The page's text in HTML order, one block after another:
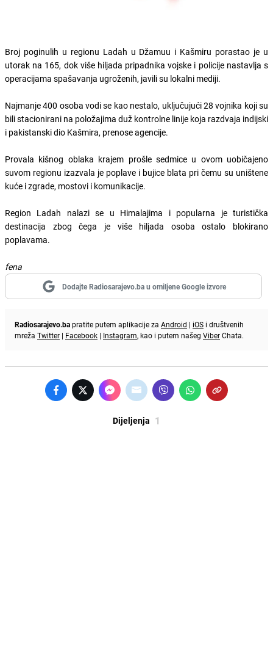
Broj poginulih u regionu Ladah u Džamuu i Kašmiru porastao je u
utorak na 165, dok više hiljada pripadnika vojske i policije nastavlja s
operacijama spašavanja ugroženih, javili su lokalni mediji.
Najmanje 400 osoba vodi se kao nestalo, uključujući 28 vojnika koji su
bili stacionirani na položajima duž kontrolne linije koja razdvaja indijski
i pakistanski dio Kašmira, prenose agencije.
Provala kišnog oblaka krajem prošle sedmice u ovom uobičajeno
suvom regionu izazvala je poplave i bujice blata pri čemu su uništene
kuće i zgrade, mostovi i komunikacije.
Region Ladah nalazi se u Himalajima i popularna je turistička
destinacija zbog čega je više hiljada osoba ostalo blokirano
poplavama.
fena
Dodajte Radiosarajevo.ba u omiljene Google izvore
Radiosarajevo.bapratite putem aplikacije za Android | iOS i društvenih
mreža Twitter | Facebook | Instagram, kao i putem našeg ViberChata.
Dijeljenja 1